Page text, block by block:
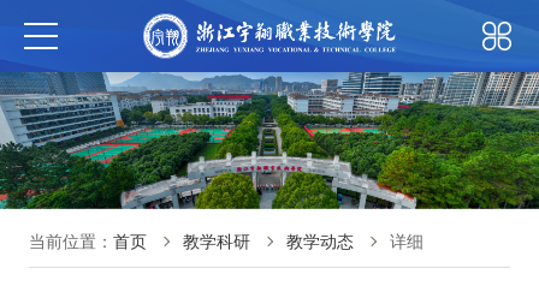
当前位置： 首页 教学科研 教学动态 详细